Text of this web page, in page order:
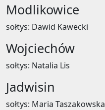
Modlikowice
sołtys: Dawid Kawecki
Wojciechów
sołtys: Natalia Lis
Jadwisin
sołtys: Maria Taszakowska